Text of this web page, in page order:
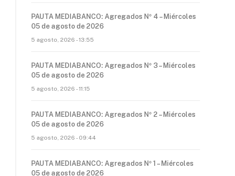
PAUTA MEDIABANCO: Agregados Nº 4 – Miércoles
05 de agosto de 2026
5 agosto, 2026 - 13:55
PAUTA MEDIABANCO: Agregados Nº 3 – Miércoles
05 de agosto de 2026
5 agosto, 2026 - 11:15
PAUTA MEDIABANCO: Agregados Nº 2 – Miércoles
05 de agosto de 2026
5 agosto, 2026 - 09:44
PAUTA MEDIABANCO: Agregados Nº 1 – Miércoles
05 de agosto de 2026